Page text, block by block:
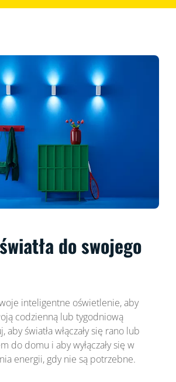
do swojego
inteligentne oświetlenie, aby
codzienną lub tygodniową
aby światła włączały się rano lub
do domu i aby wyłączały się w
energii, gdy nie są potrzebne.